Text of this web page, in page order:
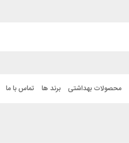
محصولات بهداشتی برند ها تماس با ما